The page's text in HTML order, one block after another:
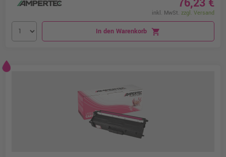
inkl. MwSt. zzgl. Versand
In den Warenkorb shopping_cart